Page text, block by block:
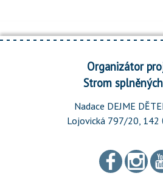
Organizátor
Strom
Nadace DEJME
Lojovická 797/20, 142